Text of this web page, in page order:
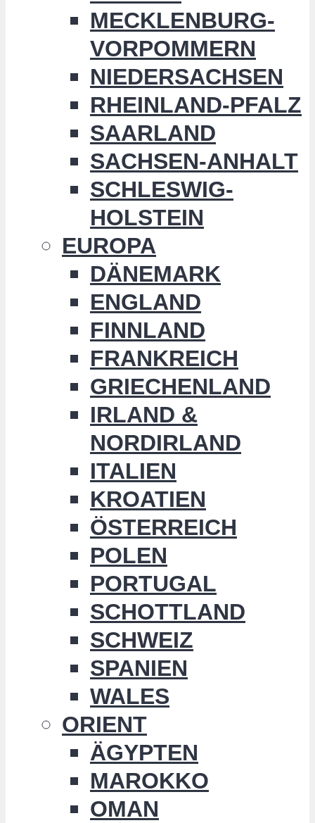
MECKLENBURG-
VORPOMMERN
NIEDERSACHSEN
RHEINLAND-PFALZ
SAARLAND
SACHSEN-ANHALT
SCHLESWIG-
HOLSTEIN
EUROPA
DÄNEMARK
ENGLAND
FINNLAND
FRANKREICH
GRIECHENLAND
IRLAND &
NORDIRLAND
ITALIEN
KROATIEN
ÖSTERREICH
POLEN
PORTUGAL
SCHOTTLAND
SCHWEIZ
SPANIEN
WALES
ORIENT
ÄGYPTEN
MAROKKO
OMAN